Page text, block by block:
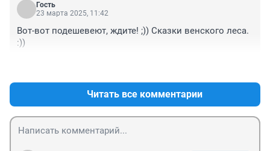
Гость
23 марта 2025, 11:42
Вот-вот подешевеют, ждите! ;)) Сказки венского леса.
:))
Читать все комментарии